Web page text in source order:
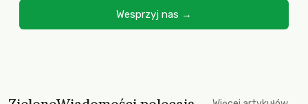
Wesprzyj nas →